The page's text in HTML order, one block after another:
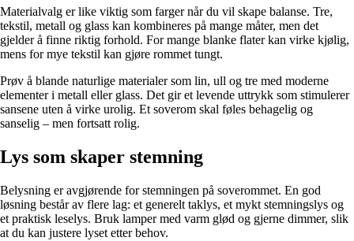
Materialvalg er like viktig som farger når du vil skape balanse. Tre,
tekstil, metall og glass kan kombineres på mange måter, men det
gjelder å finne riktig forhold. For mange blanke flater kan virke kjølig,
mens for mye tekstil kan gjøre rommet tungt.
Prøv å blande naturlige materialer som lin, ull og tre med moderne
elementer i metall eller glass. Det gir et levende uttrykk som stimulerer
sansene uten å virke urolig. Et soverom skal føles behagelig og
sanselig – men fortsatt rolig.
Lys som skaper stemning
Belysning er avgjørende for stemningen på soverommet. En god
løsning består av flere lag: et generelt taklys, et mykt stemningslys og
et praktisk leselys. Bruk lamper med varm glød og gjerne dimmer, slik
at du kan justere lyset etter behov.